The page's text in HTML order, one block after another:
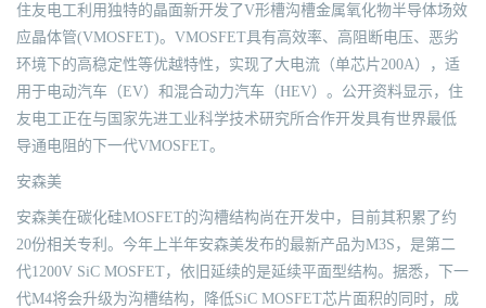
住友电工利用独特的晶面新开发了V形槽沟槽金属氧化物半导体场效
应晶体管(VMOSFET)。VMOSFET具有高效率、高阻断电压、恶劣
环境下的高稳定性等优越特性，实现了大电流（单芯片200A），适
用于电动汽车（EV）和混合动力汽车（HEV）。公开资料显示，住
友电工正在与国家先进工业科学技术研究所合作开发具有世界最低
导通电阻的下一代VMOSFET。
安森美
安森美在碳化硅MOSFET的沟槽结构尚在开发中，目前其积累了约
20份相关专利。今年上半年安森美发布的最新产品为M3S，是第二
代1200V SiC MOSFET，依旧延续的是延续平面型结构。据悉，下一
代M4将会升级为沟槽结构，降低SiC MOSFET芯片面积的同时，成